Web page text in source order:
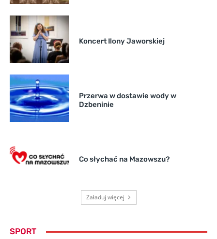
Koncert Ilony Jaworskiej
Przerwa w dostawie wody w
Dzbeninie
Co słychać na Mazowszu?
Załaduj więcej
SPORT